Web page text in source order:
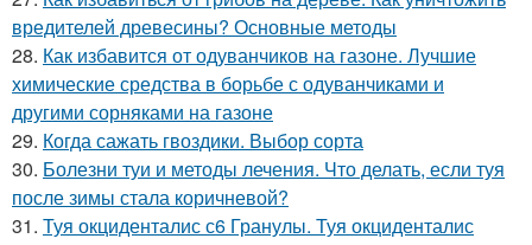
вредителей древесины? Основные методы
28. Как избавится от одуванчиков на газоне. Лучшие
химические средства в борьбе с одуванчиками и
другими сорняками на газоне
29. Когда сажать гвоздики. Выбор сорта
30. Болезни туи и методы лечения. Что делать, если туя
после зимы стала коричневой?
31. Туя окциденталис с6 Гранулы. Туя окциденталис